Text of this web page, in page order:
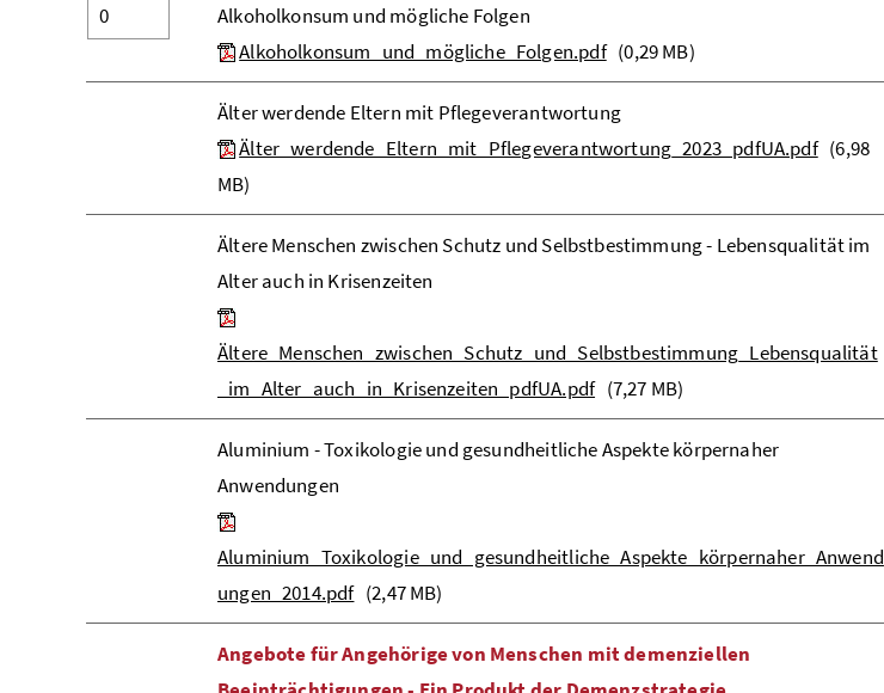
Alkoholkonsum und mögliche Folgen
Alkoholkonsum_und_mögliche_Folgen.pdf (0,29 MB)
Älter werdende Eltern mit Pflegeverantwortung
Älter_werdende_Eltern_mit_Pflegeverantwortung_2023_pdfUA.pdf (6,98
MB)
Ältere Menschen zwischen Schutz und Selbstbestimmung - Lebensqualität im
Alter auch in Krisenzeiten
Ältere_Menschen_zwischen_Schutz_und_Selbstbestimmung_Lebensqualität
_im_Alter_auch_in_Krisenzeiten_pdfUA.pdf (7,27 MB)
Aluminium - Toxikologie und gesundheitliche Aspekte körpernaher
Anwendungen
Aluminium_Toxikologie_und_gesundheitliche_Aspekte_körpernaher_Anwend
ungen_2014.pdf (2,47 MB)
Angebote für Angehörige von Menschen mit demenziellen